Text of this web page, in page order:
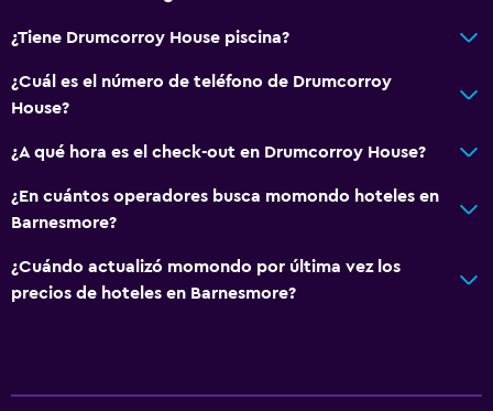
¿Tiene Drumcorroy House piscina?
¿Cuál es el número de teléfono de Drumcorroy
House?
¿A qué hora es el check-out en Drumcorroy House?
¿En cuántos operadores busca momondo hoteles en
Barnesmore?
¿Cuándo actualizó momondo por última vez los
precios de hoteles en Barnesmore?